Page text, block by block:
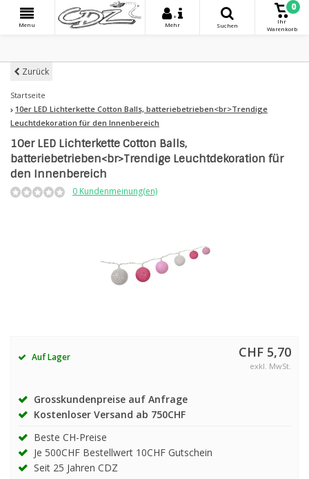
Menu
+
Mehr
Suchen
0
Ihr
Warenkorb
Zurück
Startseite
10er LED Lichterkette Cotton Balls, batteriebetrieben<br>Trendige
Leuchtdekoration für den Innenbereich
10er LED Lichterkette Cotton Balls,
batteriebetrieben<br>Trendige Leuchtdekoration für
den Innenbereich
0 Kundenmeinung(en)
Auf Lager CHF 5,70
exkl. MwSt.
Grosskundenpreise auf Anfrage
Kostenloser Versand ab 750CHF
Beste CH-Preise
Je 500CHF Bestellwert 10CHF Gutschein
Seit 25 Jahren CDZ